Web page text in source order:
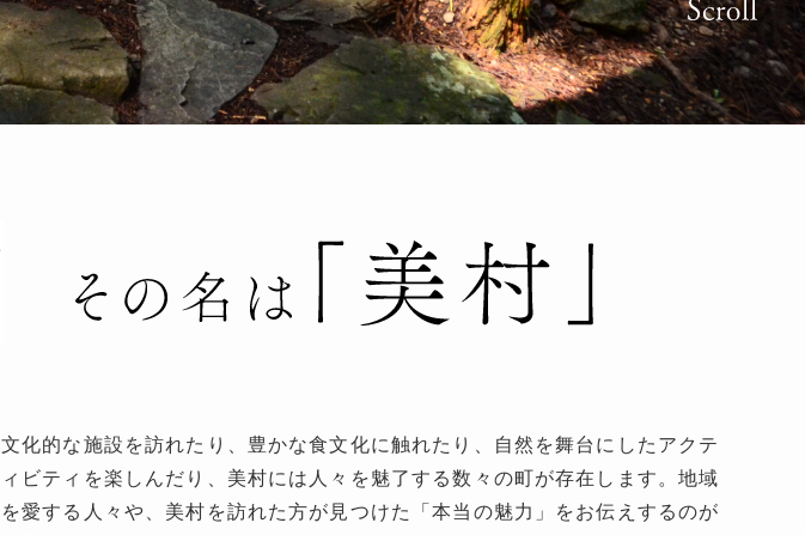
文化的な施設を訪れたり、豊かな食文化に触れたり、自然を舞台にしたアクテ
ィビティを楽しんだり、美村には人々を魅了する数々の町が存在します。地域
を愛する人々や、美村を訪れた方が見つけた「本当の魅力」をお伝えするのが